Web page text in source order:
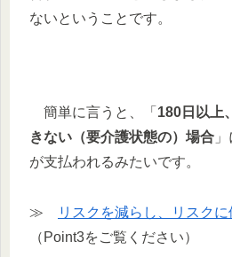
ないということです。
簡単に言うと、「 180日以上
きない（要介護状態の）場合
が支払われるみたいです。
≫
リスクを減らし、リスク
（Point3をご覧ください）